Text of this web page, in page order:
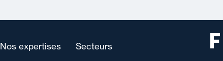
Nos expertises Secteurs